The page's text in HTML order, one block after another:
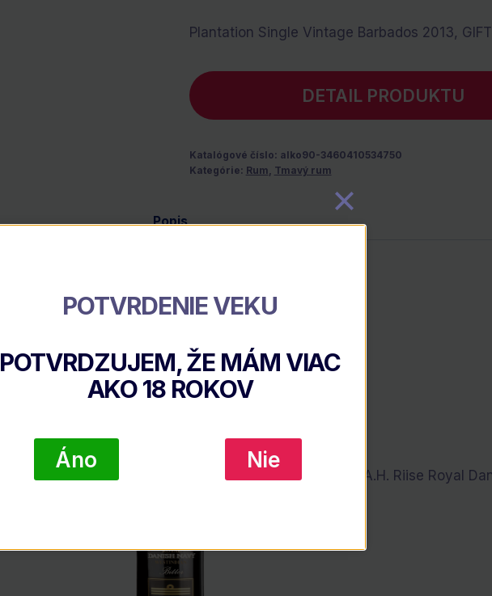
Plantation Single Vintage Barbados 2013, GIFT
DETAIL PRODUKTU
Katalógové číslo: alko90-3460410534750
Kategórie: Rum, Tmavý rum
Popis
POTVRDENIE VEKU
POTVRDZUJEM, ŽE MÁM VIAC
AKO18 ROKOV
Áno Nie